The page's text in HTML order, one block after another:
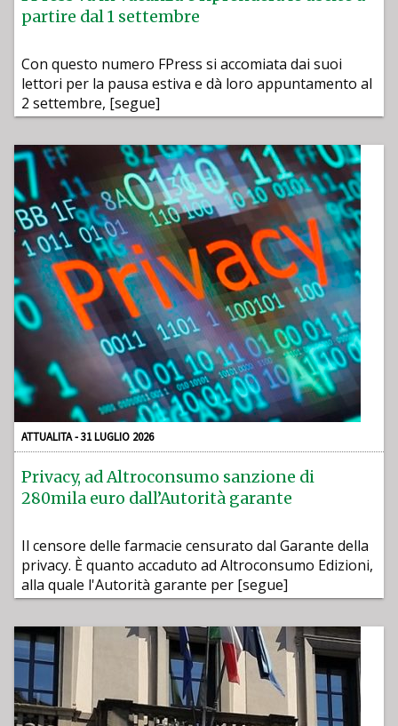
partire dal 1 settembre
Con questo numero FPress si accomiata dai suoi
lettori per la pausa estiva e dà loro appuntamento al
2 settembre, [segue]
ATTUALITA - 31 LUGLIO 2026
Privacy, ad Altroconsumo sanzione di
280mila euro dall’Autorità garante
Il censore delle farmacie censurato dal Garante della
privacy. È quanto accaduto ad Altroconsumo Edizioni,
alla quale l'Autorità garante per [segue]